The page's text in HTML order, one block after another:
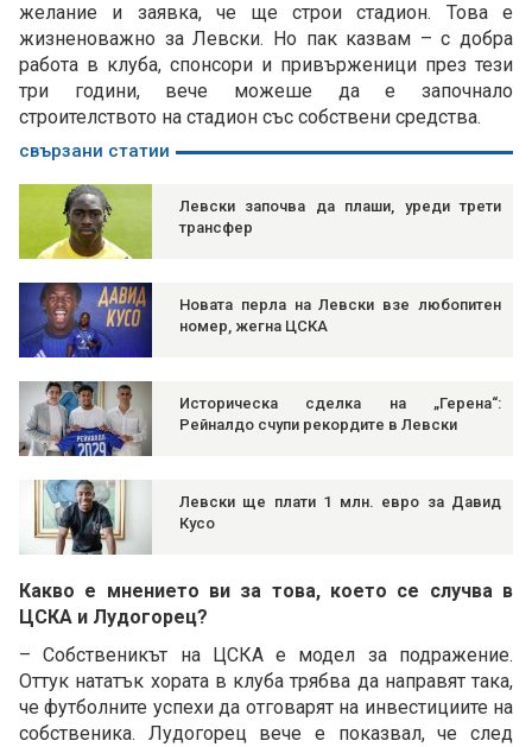
желание и заявка, че ще строи стадион. Това е
жизненоважно за Левски. Но пак казвам – с добра
работа в клуба, спонсори и привърженици през тези
три години, вече можеше да е започнало
строителството на стадион със собствени средства.
свързани статии
Левски започва да плаши, уреди трети
трансфер
Новата перла на Левски взе любопитен
номер, жегна ЦСКА
Историческа сделка на „Герена“:
Рейналдо счупи рекордите в Левски
Левски ще плати 1 млн. евро за Давид
Кусо
Какво е мнението ви за това, което се случва в
ЦСКА и Лудогорец?
– Собственикът на ЦСКА е модел за подражение.
Оттук нататък хората в клуба трябва да направят така,
че футболните успехи да отговарят на инвестициите на
собственика. Лудогорец вече е показвал, че след